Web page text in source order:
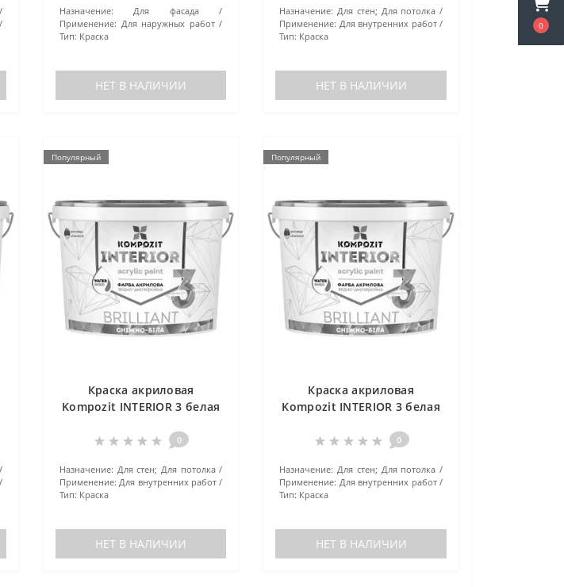
0
Назначение:
Для фасада
Применение: Для наружных работ
Тип: Краска
НЕТ В НАЛИЧИИ
Назначение: Для стен; Для потолка
Применение: Для внутренних работ
Тип: Краска
НЕТ В НАЛИЧИИ
Популярный
Краска акриловая
Kompozit INTERIOR 3 белая
0
Назначение: Для стен; Для потолка
Применение: Для внутренних работ
Тип: Краска
НЕТ В НАЛИЧИИ
Популярный
Краска акриловая
Kompozit INTERIOR 3 белая
0
Назначение: Для стен; Для потолка
Применение: Для внутренних работ
Тип: Краска
НЕТ В НАЛИЧИИ